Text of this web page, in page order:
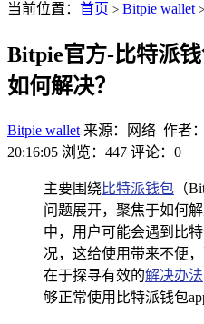
当前位置： 首页 > Bitpie wallet >
Bitpie官方-比特派
如何解决？
Bitpie wallet 来源：网络 作者
20:16:05 浏览：447 评论：0
主要围绕 比特派钱包 （
问题展开，聚焦于如何
中，用户可能会遇到比
况，这给使用带来不便
在于探寻有效的解决办法
够正常使用比特派钱包